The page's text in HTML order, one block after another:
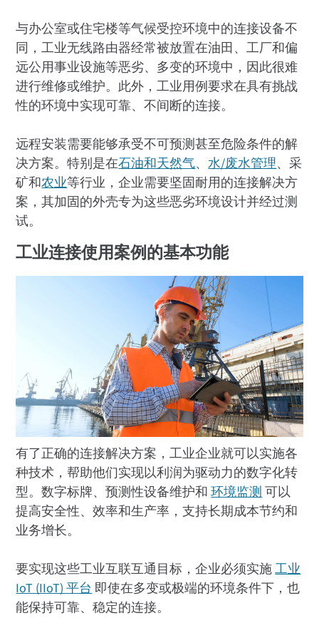
与办公室或住宅楼等气候受控环境中的连接设备不
同，工业无线路由器经常被放置在油田、工厂和偏
远公用事业设施等恶劣、多变的环境中，因此很难
进行维修或维护。此外，工业用例要求在具有挑战
性的环境中实现可靠、不间断的连接。
远程安装需要能够承受不可预测甚至危险条件的解
决方案。特别是在石油和天然气、水/废水管理、采
矿和农业等行业，企业需要坚固耐用的连接解决方
案，其加固的外壳专为这些恶劣环境设计并经过测
试。
工业连接使用案例的基本功能
有了正确的连接解决方案，工业企业就可以实施各
种技术，帮助他们实现以利润为驱动力的数字化转
型。数字标牌、预测性设备维护和环境监测可以
提高安全性、效率和生产率，支持长期成本节约和
业务增长。
要实现这些工业互联互通目标，企业必须实施工业
IoT (IIoT) 平台即使在多变或极端的环境条件下，也
能保持可靠、稳定的连接。